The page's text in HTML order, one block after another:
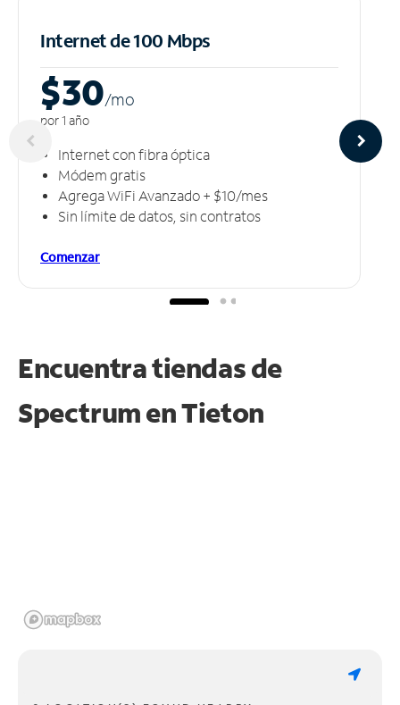
Internet de 100 Mbps
$30/mo
por 1 año
Internet con fibra óptica
Módem gratis
Agrega WiFi Avanzado + $10/mes
Sin límite de datos, sin contratos
Comenzar
Encuentra tiendas de
Spectrum enTieton